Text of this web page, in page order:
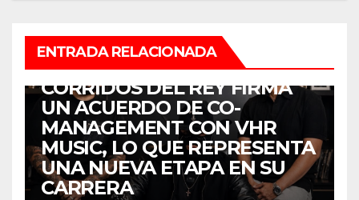
ENTRADA RELACIONADA
CORRIDOS DEL REY FIRMA
UN ACUERDO DE CO-
MANAGEMENT CON VHR
MUSIC, LO QUE REPRESENTA
UNA NUEVA ETAPA EN SU
CARRERA